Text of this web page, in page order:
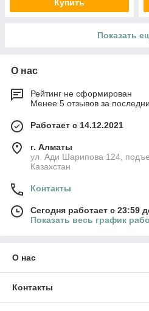
Купить
Показать
О нас
Рейтинг не сформирован
Менее 5 отзывов за
Работает с 14.12.2021
г. Алматы
ул. Ади Шарипова 124,
Казахстан
Контакты
Сегодня работает с 23:59
Показать весь график
О нас
Контакты